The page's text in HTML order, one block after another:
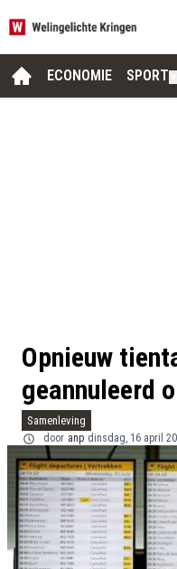
ECONOMIE SPORT
Opnieuw
geannuleerd
Samenleving
door anp dinsdag, 16 april